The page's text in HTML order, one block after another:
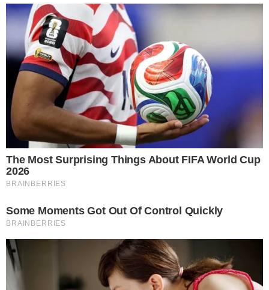
การเสียบชาร์จโทรศัพท์ที่ถูกวิธีคือการเสียบปลั๊กของที่ชาร์จเข้ากับ
เต้ารับไฟเสียก่อน แล้วจึงต่อสายเข้ากับโทรศัพท์มือถือของเรา
ซึ่งวิธีนี้จะป ล อ ด ภั ยและไม่ทำให้เกิดประกายไฟชณะที่เสียบปลั๊ก
ได้ และยังช่วยถนอมแบตเตอรี่โทรศัพท์ของเราอีกด้วย
3 ที่ชาร์จไม่ได้มาตรฐาน
การเลือกซื้อที่ชาร์จมือถือนั้น จำเป็นอย่ างยิ่งที่จะต้องซื้อของมี
คุณภาพเพราะหากซื้อเพราะเห็นว่าราคาถูกนั้น